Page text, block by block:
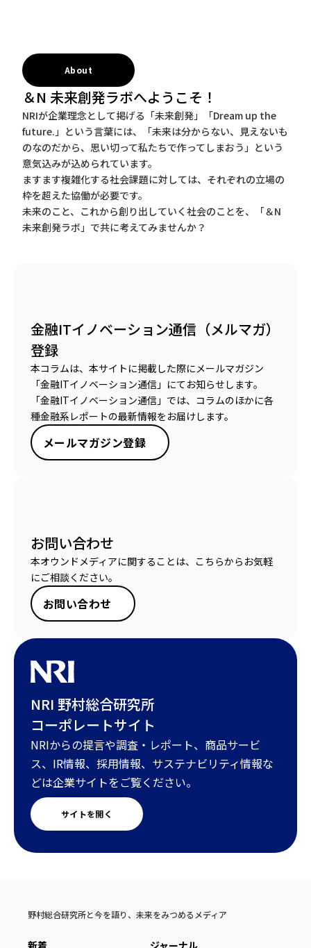
About
＆N 未来創発ラボへようこそ！
NRIが企業理念として掲げる「未来創発」「Dream up the
future.」という言葉には、「未来は分からない、見えないも
のなのだから、思い切って私たちで作ってしまおう」という
意気込みが込められています。
ますます複雑化する社会課題に対しては、それぞれの立場の
枠を超えた協働が必要です。
未来のこと、これから創り出していく社会のことを、「＆N
未来創発ラボ」で共に考えてみませんか？
金融ITイノベーション通信（メルマガ）
登録
本コラムは、本サイトに掲載した際にメールマガジン
「金融ITイノベーション通信」にてお知らせします。
「金融ITイノベーション通信」では、コラムのほかに各
種金融系レポートの最新情報をお届けします。
メールマガジン登録
お問い合わせ
本オウンドメディアに関することは、こちらからお気軽
にご相談ください。
お問い合わせ
NRI 野村総合研究所
コーポレートサイト
NRIからの提言や調査・レポート、商品サービ
ス、IR情報、採用情報、サステナビリティ情報な
どは企業サイトをご覧ください。
サイトを開く
野村総合研究所と今を語り、未来をみつめるメディア
新着 ジャーナル